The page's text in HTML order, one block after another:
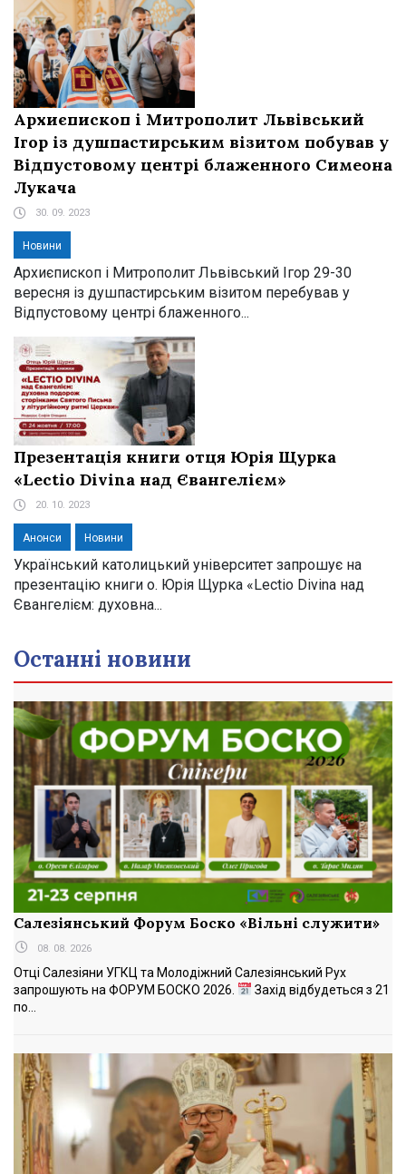
Архиєпископ і Митрополит Львівський
Ігор із душпастирським візитом побував у
Відпустовому центрі блаженного Симеона
Лукача
30. 09. 2023
Новини
Архиєпископ і Митрополит Львівський Ігор 29-30
вересня із душпастирським візитом перебував у
Відпустовому центрі блаженного...
Презентація книги отця Юрія Щурка
«Lectio Divina над Євангелієм»
20. 10. 2023
Анонси Новини
Український католицький університет запрошує на
презентацію книги о. Юрія Щурка «Lectio Divina над
Євангелієм: духовна...
Останні новини
Салезіянський Форум Боско «Вільні служити»
08. 08. 2026
Отці Салезіяни УГКЦ та Молодіжний Салезіянський Рух
запрошують на ФОРУМ БОСКО 2026.
Захід відбудеться з 21
по...